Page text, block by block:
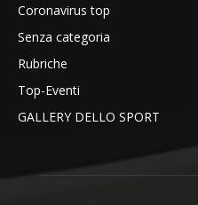
Coronavirus top
Senza categoria
Rubriche
Top-Eventi
GALLERY DELLO SPORT